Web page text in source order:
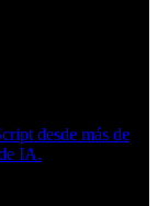
desde más de
IA.